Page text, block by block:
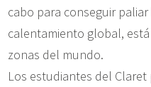
cabo para conseguir
calentamiento global,
zonas del mundo.
Los estudiantes del